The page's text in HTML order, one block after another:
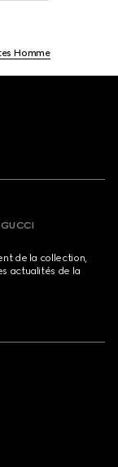
Homme
GUCCI
de la collection,
actualités de la